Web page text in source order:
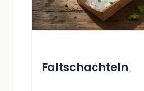
Faltschachteln